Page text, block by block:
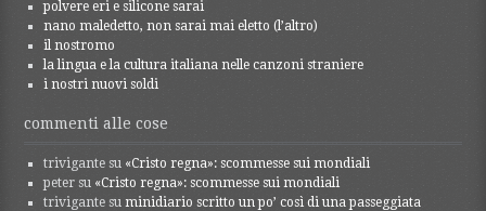
polvere eri e silicone sarai
nano maledetto, non sarai mai eletto (l’altro)
il nostromo
la lingua e la cultura italiana nelle canzoni straniere
i nostri nuovi soldi
commenti alle cose
trivigante su «Cristo regna»: scommesse sui mondiali
peter su «Cristo regna»: scommesse sui mondiali
trivigante su minidiario scritto un po’ così di una passeggiata